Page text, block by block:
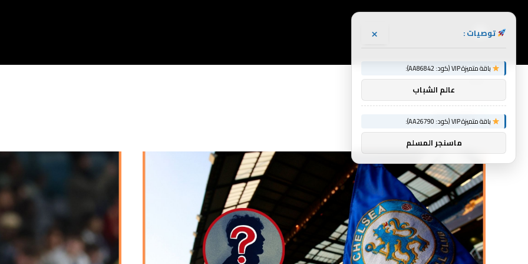
الرئيسية » تشيلسي
تشيلسي
توصيات : ×
باقة متميزة VIP (كود: AA86842):
عالم الشباب
باقة متميزة VIP (كود: AA26790):
ماسنجر المسلم